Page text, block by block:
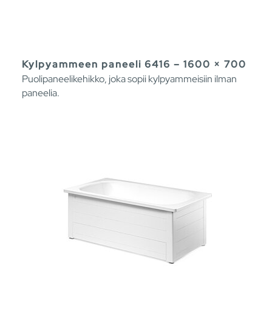
Kylpyammeen paneeli 6416 – 1600 × 700
Puolipaneelikehikko, joka sopii kylpyammeisiin ilman
paneelia.